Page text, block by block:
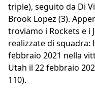
triple), seguito da Di
Brook Lopez (3).
troviamo i Rockets e i
realizzate di squadra:
febbraio 2021 nella
Utah il 22 febbraio
110).